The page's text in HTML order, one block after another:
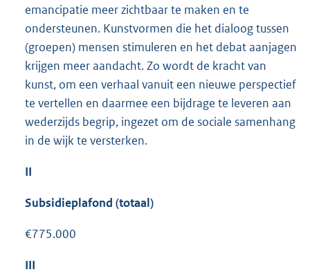
emancipatie meer zichtbaar te maken en te
ondersteunen. Kunstvormen die het dialoog tussen
(groepen) mensen stimuleren en het debat aanjagen
krijgen meer aandacht. Zo wordt de kracht van
kunst, om een verhaal vanuit een nieuwe perspectief
te vertellen en daarmee een bijdrage te leveren aan
wederzijds begrip, ingezet om de sociale samenhang
in de wijk te versterken.
II
Subsidieplafond (totaal)
€775.000
III